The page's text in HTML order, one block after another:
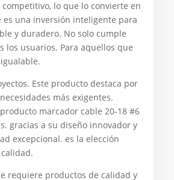
lo que lo convierte en
una inversión inteligente para
y duradero. No solo cumple
los usuarios. Para aquellos que
Este producto destaca por
más exigentes.
marcador cable 20-18 #6
gracias a su diseño innovador y
excepcional. es la elección
requiere productos de calidad y